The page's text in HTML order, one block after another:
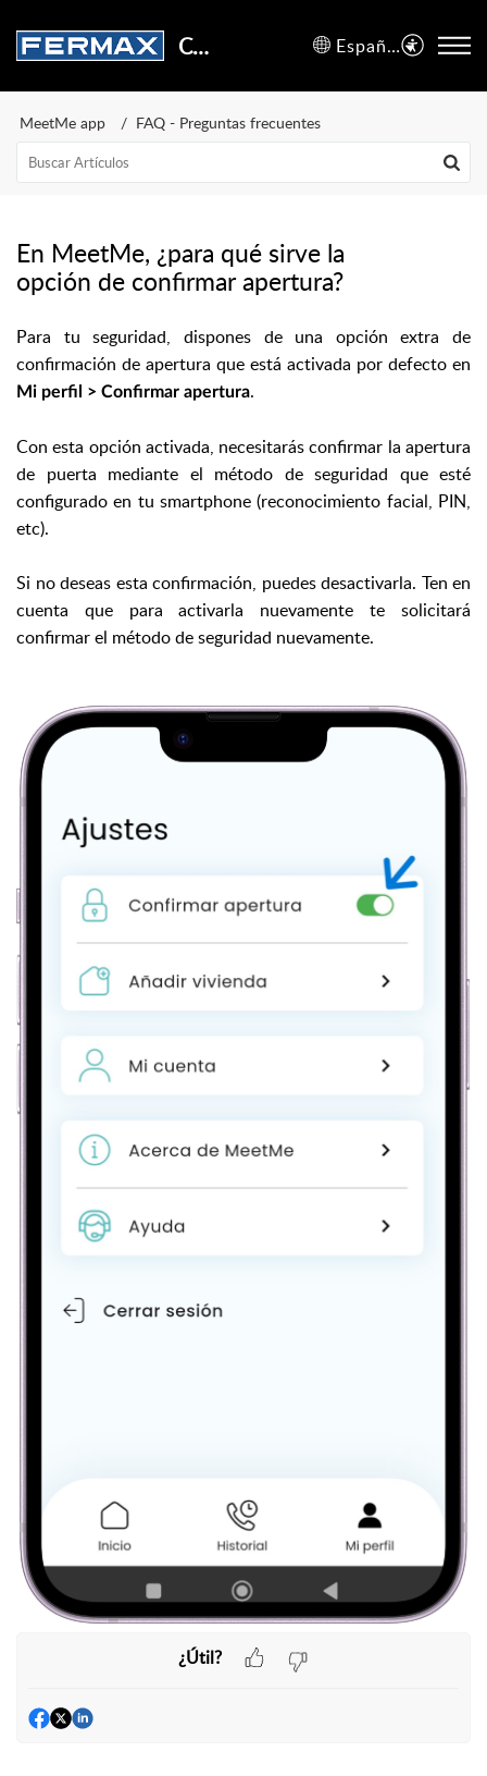
Centro de Soporte Español (España)
MeetMe app FAQ - Preguntas frecuentes
En MeetMe, ¿para qué sirve la
opción de confirmar apertura?
Para tu seguridad, dispones de una opción extra de
confirmación de apertura que está activada por defecto en
Mi perfil > Confirmar apertura.
Con esta opción activada, necesitarás confirmar la apertura
de puerta mediante el método de seguridad que esté
configurado en tu smartphone (reconocimiento facial, PIN,
etc).
Si no deseas esta confirmación, puedes desactivarla. Ten en
cuenta que para activarla nuevamente te solicitará
confirmar el método de seguridad nuevamente.
¿Útil?